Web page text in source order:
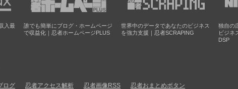
入最
誰でも簡単にブログ・ホームページ
で収益化｜忍者ホームページPLUS
世界中のデータであなたのビジネス
を強力支援｜忍者SCRAPING
独自の
ビジネ
DSP
ログ 忍者アクセス解析 忍者画像RSS 忍者おまとめボタン